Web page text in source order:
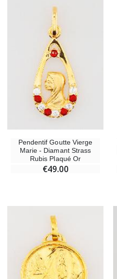
Pendentif Goutte Vierge
Marie - Diamant Strass
Rubis Plaqué Or
€49.00
€5.00
€23.00